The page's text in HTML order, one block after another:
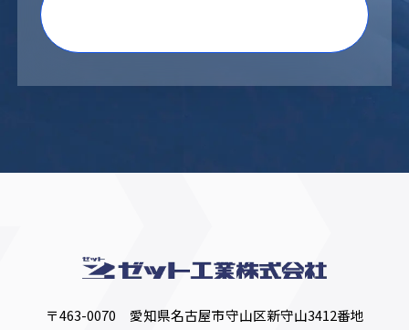
〒463-0070 愛知県名古屋市守山区新守山3412番地